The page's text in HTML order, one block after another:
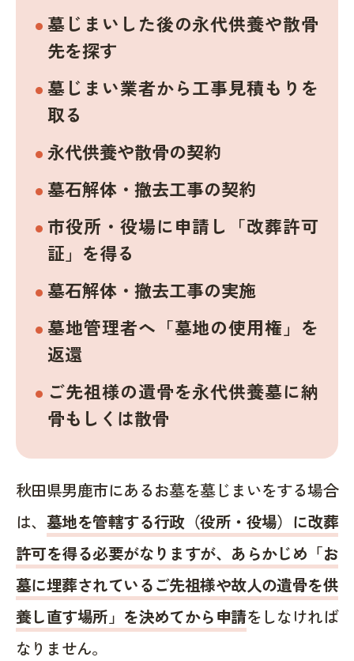
墓じまいした後の永代供養や散骨
先を探す
墓じまい業者から工事見積もりを
取る
永代供養や散骨の契約
墓石解体・撤去工事の契約
市役所・役場に申請し「改葬許可
証」を得る
墓石解体・撤去工事の実施
墓地管理者へ「墓地の使用権」を
返還
ご先祖様の遺骨を永代供養墓に納
骨もしくは散骨
秋田県男鹿市にあるお墓を墓じまいをする場合
は、 墓地を管轄する行政（役所・役場）に改葬
許可を得る必要がなりますが、あらかじめ「お
墓に埋葬されているご先祖様や故人の遺骨を供
養し直す場所」を決めてから申請をしなければ
なりません。